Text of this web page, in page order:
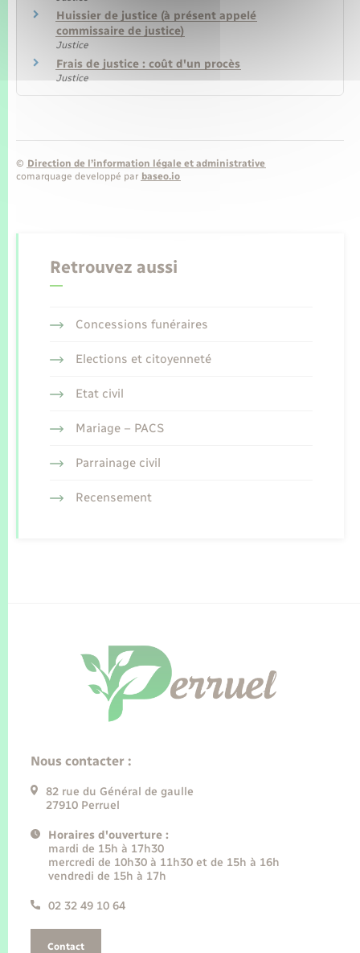
Huissier de justice (à présent appelé
commissaire de justice)
Justice
Frais de justice : coût d'un procès
Justice
© Direction de l’information légale et administrative
comarquage developpé par baseo.io
Retrouvez aussi
Concessions funéraires
Elections et citoyenneté
Etat civil
Mariage – PACS
Parrainage civil
Recensement
Nous contacter :
82 rue du Général de gaulle
27910 Perruel
Horaires d'ouverture :
mardi de 15h à 17h30
mercredi de 10h30 à 11h30 et de 15h à 16h
vendredi de 15h à 17h
02 32 49 10 64
Contact